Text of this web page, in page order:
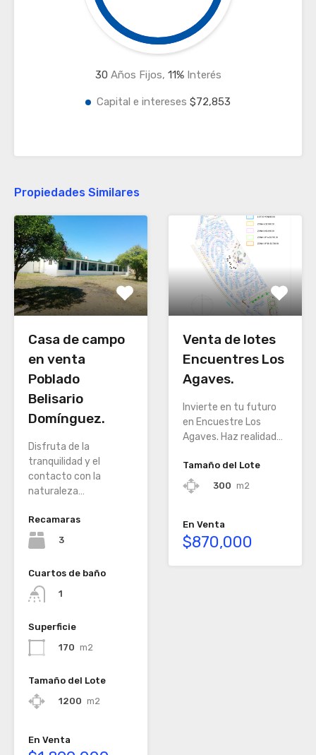
30 Años Fijos, 11%Interés
Capital e intereses $72,853
Propiedades Similares
Casa de campo
en venta
Poblado
Belisario
Domínguez.
Disfruta de la
tranquilidad y el
contacto con la
naturaleza…
Recamaras
3
Cuartos de baño
1
Superficie
170 m2
Tamaño del Lote
1200 m2
En Venta
Venta de lotes
Encuentres Los
Agaves.
Invierte en tu futuro
en Encuestre Los
Agaves. Haz realidad…
Tamaño del Lote
300 m2
En Venta
$870,000